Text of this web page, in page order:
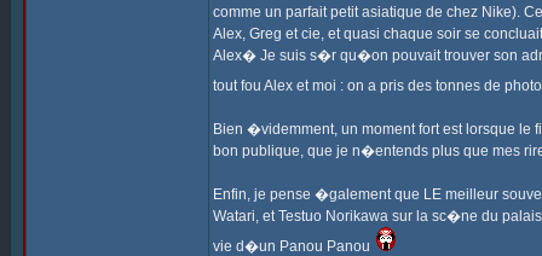
comme un parfait petit asiatique de chez
Alex, Greg et cie, et quasi chaque soir se
Alex� Je suis s�r qu�on pouvait trouver son
tout fou Alex et moi : on a pris des tonnes de
Bien �videmment, un moment fort est lorsque
bon publique, que je n�entends plus que mes
Enfin, je pense �galement que LE meilleur
Watari, et Testuo Norikawa sur la sc�ne du
vie d�un Panou Panou